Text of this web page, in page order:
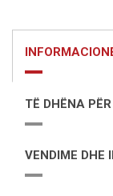
TË DHËNA
VENDIME DHE